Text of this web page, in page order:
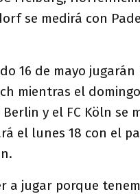
se medirá con
16 de mayo
mientras el
y el FC Köln se
el lunes 18 con el
a jugar porque